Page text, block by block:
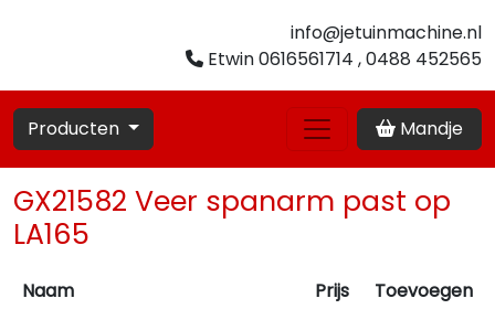
info@jetuinmachine.nl
Etwin 0616561714 , 0488 452565
Producten Mandje
GX21582 Veer spanarm past op
LA165
Naam Prijs
Toevoegen